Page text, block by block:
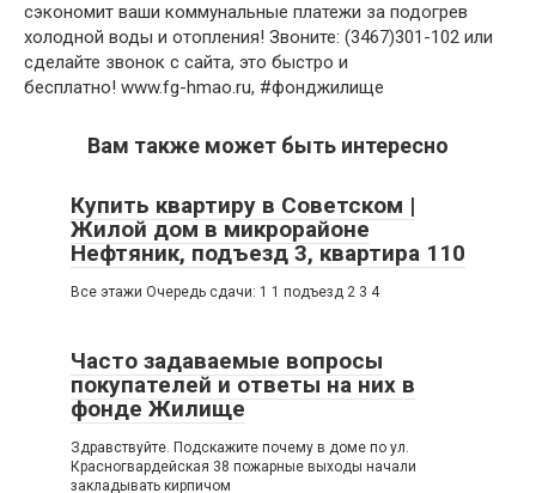
сэкономит ваши коммунальные платежи за подогрев
холодной воды и отопления! Звоните: (3467)301-102 или
сделайте звонок с сайта, это быстро и
бесплатно! www.fg-hmao.ru, #фонджилище
Вам также может быть интересно
Купить квартиру в Советском |
Жилой дом в микрорайоне
Нефтяник, подъезд 3, квартира 110
Все этажи Очередь сдачи: 1 1 подъезд 2 3 4
Часто задаваемые вопросы
покупателей и ответы на них в
фонде Жилище
Здравствуйте. Подскажите почему в доме по ул.
Красногвардейская 38 пожарные выходы начали
закладывать кирпичом